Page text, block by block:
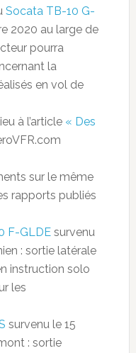
Socata TB-10 G-
2020 au large de
pourra
la
en vol de
à l’article « Des
sur le même
rapports publiés
F-GLDEsurvenu
: sortie latérale
instruction solo
les
survenu le 15
: sortie